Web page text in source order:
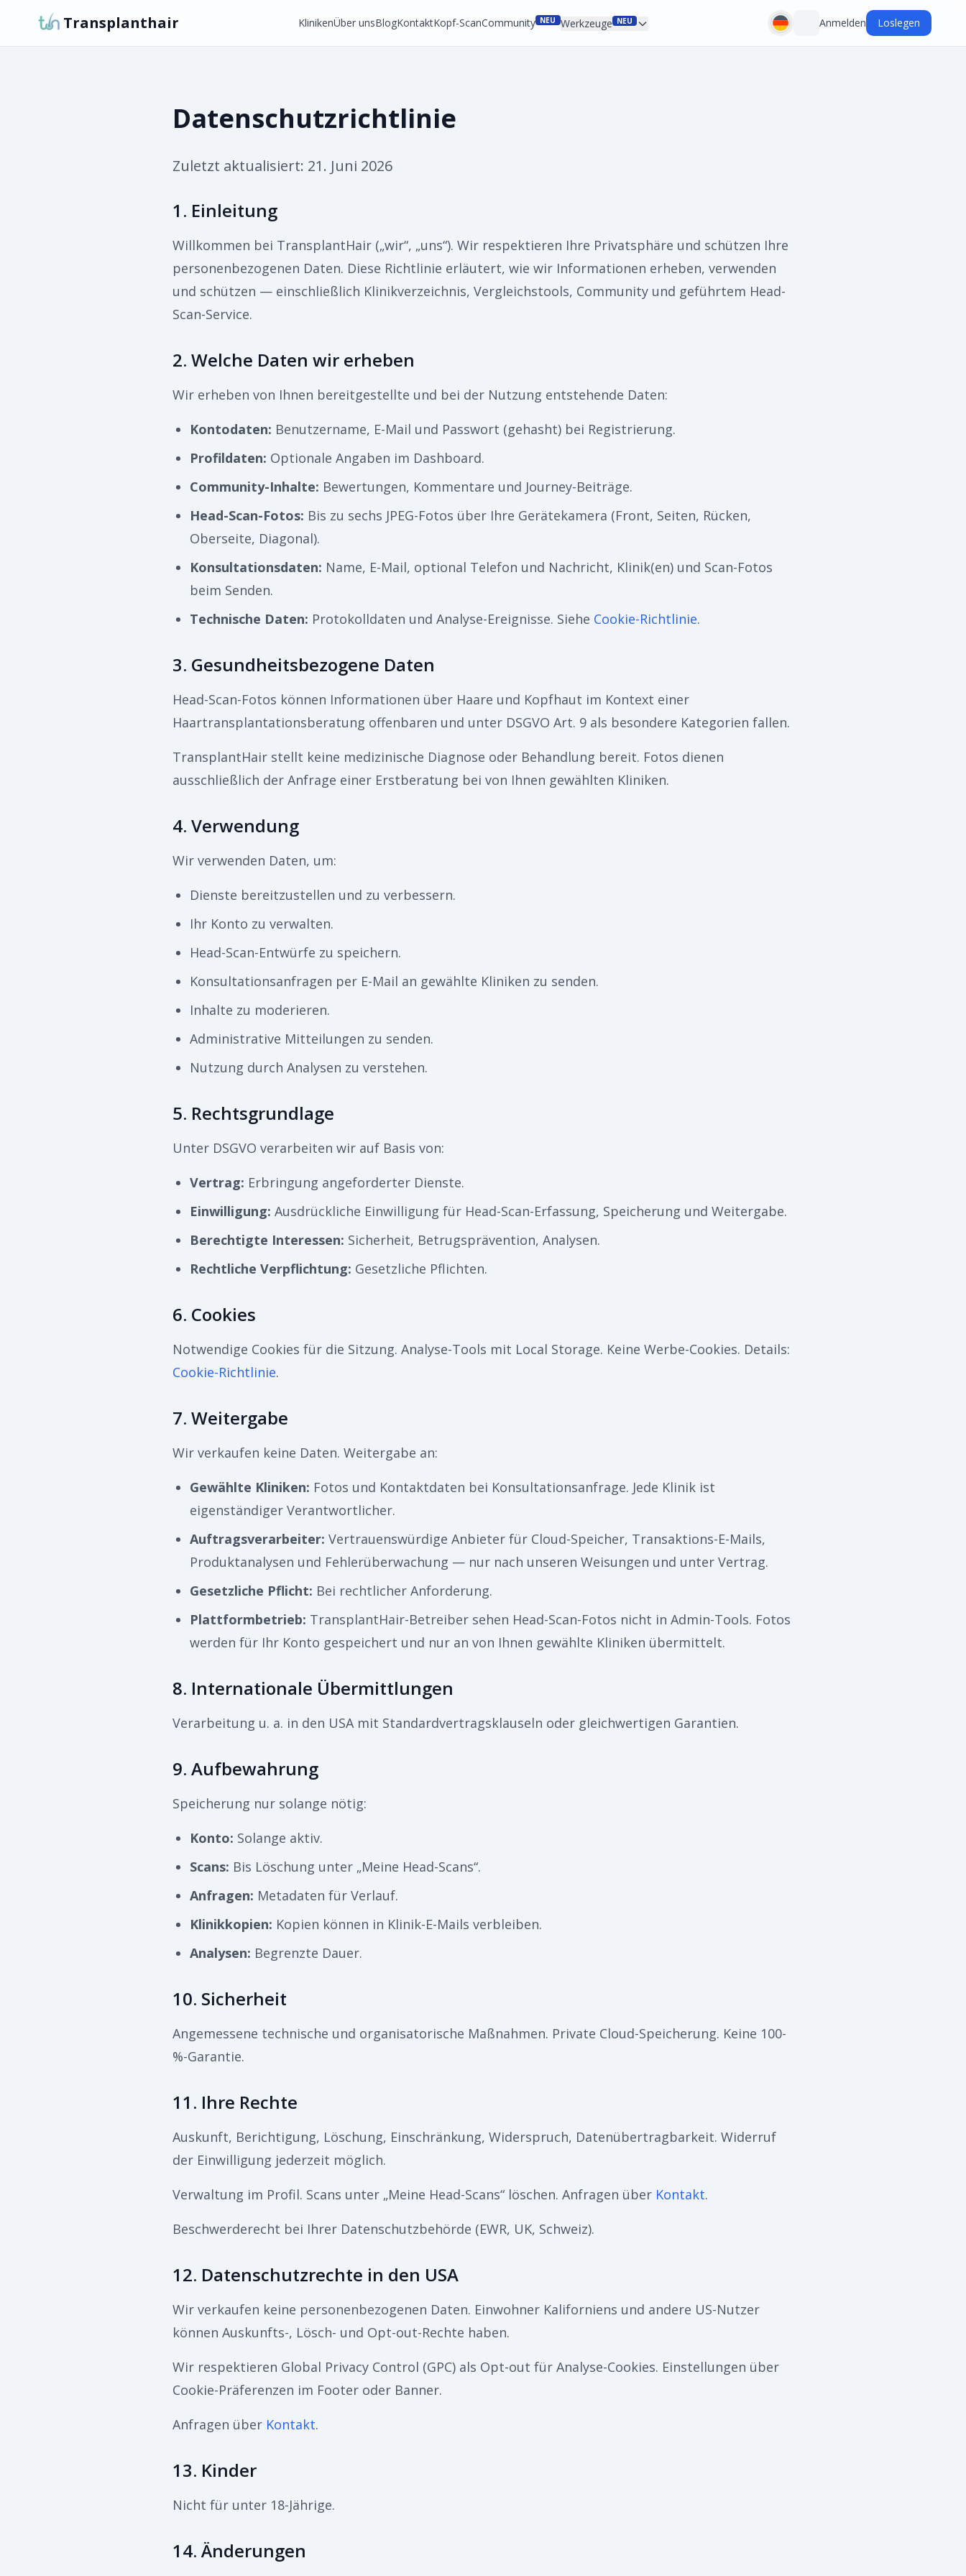
Transplanthair KlinikenÜber unsBlogKontaktKopf-ScanCommunity NEU Werkzeuge NEU Anmelden Loslegen
Datenschutzrichtlinie
Zuletzt aktualisiert: 21. Juni 2026
1. Einleitung
Willkommen bei TransplantHair („wir“, „uns“). Wir respektieren Ihre Privatsphäre und schützen Ihre
personenbezogenen Daten. Diese Richtlinie erläutert, wie wir Informationen erheben, verwenden
und schützen — einschließlich Klinikverzeichnis, Vergleichstools, Community und geführtem Head-
Scan-Service.
2. Welche Daten wir erheben
Wir erheben von Ihnen bereitgestellte und bei der Nutzung entstehende Daten:
Kontodaten: Benutzername, E-Mail und Passwort (gehasht) bei Registrierung.
Profildaten: Optionale Angaben im Dashboard.
Community-Inhalte: Bewertungen, Kommentare und Journey-Beiträge.
Head-Scan-Fotos: Bis zu sechs JPEG-Fotos über Ihre Gerätekamera (Front, Seiten, Rücken,
Oberseite, Diagonal).
Konsultationsdaten: Name, E-Mail, optional Telefon und Nachricht, Klinik(en) und Scan-Fotos
beim Senden.
Technische Daten: Protokolldaten und Analyse-Ereignisse. Siehe Cookie-Richtlinie.
3. Gesundheitsbezogene Daten
Head-Scan-Fotos können Informationen über Haare und Kopfhaut im Kontext einer
Haartransplantationsberatung offenbaren und unter DSGVO Art. 9 als besondere Kategorien fallen.
TransplantHair stellt keine medizinische Diagnose oder Behandlung bereit. Fotos dienen
ausschließlich der Anfrage einer Erstberatung bei von Ihnen gewählten Kliniken.
4. Verwendung
Wir verwenden Daten, um:
Dienste bereitzustellen und zu verbessern.
Ihr Konto zu verwalten.
Head-Scan-Entwürfe zu speichern.
Konsultationsanfragen per E-Mail an gewählte Kliniken zu senden.
Inhalte zu moderieren.
Administrative Mitteilungen zu senden.
Nutzung durch Analysen zu verstehen.
5. Rechtsgrundlage
Unter DSGVO verarbeiten wir auf Basis von:
Vertrag: Erbringung angeforderter Dienste.
Einwilligung: Ausdrückliche Einwilligung für Head-Scan-Erfassung, Speicherung und Weitergabe.
Berechtigte Interessen: Sicherheit, Betrugsprävention, Analysen.
Rechtliche Verpflichtung: Gesetzliche Pflichten.
6. Cookies
Notwendige Cookies für die Sitzung. Analyse-Tools mit Local Storage. Keine Werbe-Cookies. Details:
Cookie-Richtlinie.
7. Weitergabe
Wir verkaufen keine Daten. Weitergabe an:
Gewählte Kliniken: Fotos und Kontaktdaten bei Konsultationsanfrage. Jede Klinik ist
eigenständiger Verantwortlicher.
Auftragsverarbeiter: Vertrauenswürdige Anbieter für Cloud-Speicher, Transaktions-E-Mails,
Produktanalysen und Fehlerüberwachung — nur nach unseren Weisungen und unter Vertrag.
Gesetzliche Pflicht: Bei rechtlicher Anforderung.
Plattformbetrieb: TransplantHair-Betreiber sehen Head-Scan-Fotos nicht in Admin-Tools. Fotos
werden für Ihr Konto gespeichert und nur an von Ihnen gewählte Kliniken übermittelt.
8. Internationale Übermittlungen
Verarbeitung u. a. in den USA mit Standardvertragsklauseln oder gleichwertigen Garantien.
9. Aufbewahrung
Speicherung nur solange nötig:
Konto: Solange aktiv.
Scans: Bis Löschung unter „Meine Head-Scans“.
Anfragen: Metadaten für Verlauf.
Klinikkopien: Kopien können in Klinik-E-Mails verbleiben.
Analysen: Begrenzte Dauer.
10. Sicherheit
Angemessene technische und organisatorische Maßnahmen. Private Cloud-Speicherung. Keine 100-
%-Garantie.
11. Ihre Rechte
Auskunft, Berichtigung, Löschung, Einschränkung, Widerspruch, Datenübertragbarkeit. Widerruf
der Einwilligung jederzeit möglich.
Verwaltung im Profil. Scans unter „Meine Head-Scans“ löschen. Anfragen über Kontakt.
Beschwerderecht bei Ihrer Datenschutzbehörde (EWR, UK, Schweiz).
12. Datenschutzrechte in den USA
Wir verkaufen keine personenbezogenen Daten. Einwohner Kaliforniens und andere US-Nutzer
können Auskunfts-, Lösch- und Opt-out-Rechte haben.
Wir respektieren Global Privacy Control (GPC) als Opt-out für Analyse-Cookies. Einstellungen über
Cookie-Präferenzen im Footer oder Banner.
Anfragen über Kontakt.
13. Kinder
Nicht für unter 18-Jährige.
14. Änderungen